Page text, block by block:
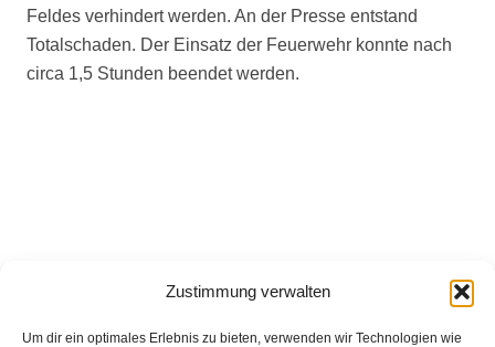
Zustimmung verwalten
Um dir ein optimales Erlebnis zu bieten, verwenden wir Technologien wie
Feldes verhindert werden. An der Presse entstand
Totalschaden. Der Einsatz der Feuerwehr konnte nach
circa 1,5 Stunden beendet werden.